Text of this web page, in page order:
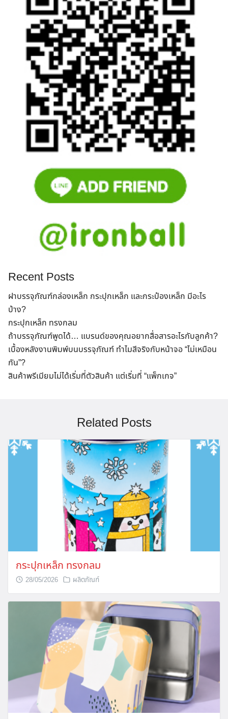
for:
Recent Posts
ฝาบรรจุภัณฑ์กล่องเหล็ก กระปุกเหล็ก และกระป๋องเหล็ก มีอะไร
บ้าง?
กระปุกเหล็ก ทรงกลม
ถ้าบรรจุภัณฑ์พูดได้… แบรนด์ของคุณอยากสื่อสารอะไรกับลูกค้า?
เบื้องหลังงานพิมพ์บนบรรจุภัณฑ์ ทำไมสีจริงกับหน้าจอ “ไม่เหมือน
กัน”?
สินค้าพรีเมียมไม่ได้เริ่มที่ตัวสินค้า แต่เริ่มที่ “แพ็กเกจ”
Related Posts
กระปุกเหล็ก ทรงกลม
28/05/2026 ผลิตภัณฑ์